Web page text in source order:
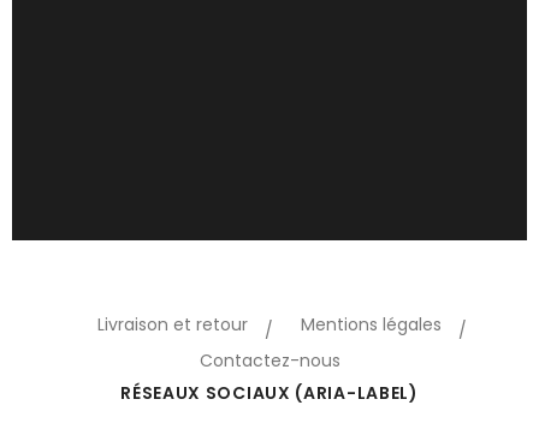
Livraison et retour
Mentions légales
Contactez-nous
RÉSEAUX SOCIAUX (ARIA-LABEL)